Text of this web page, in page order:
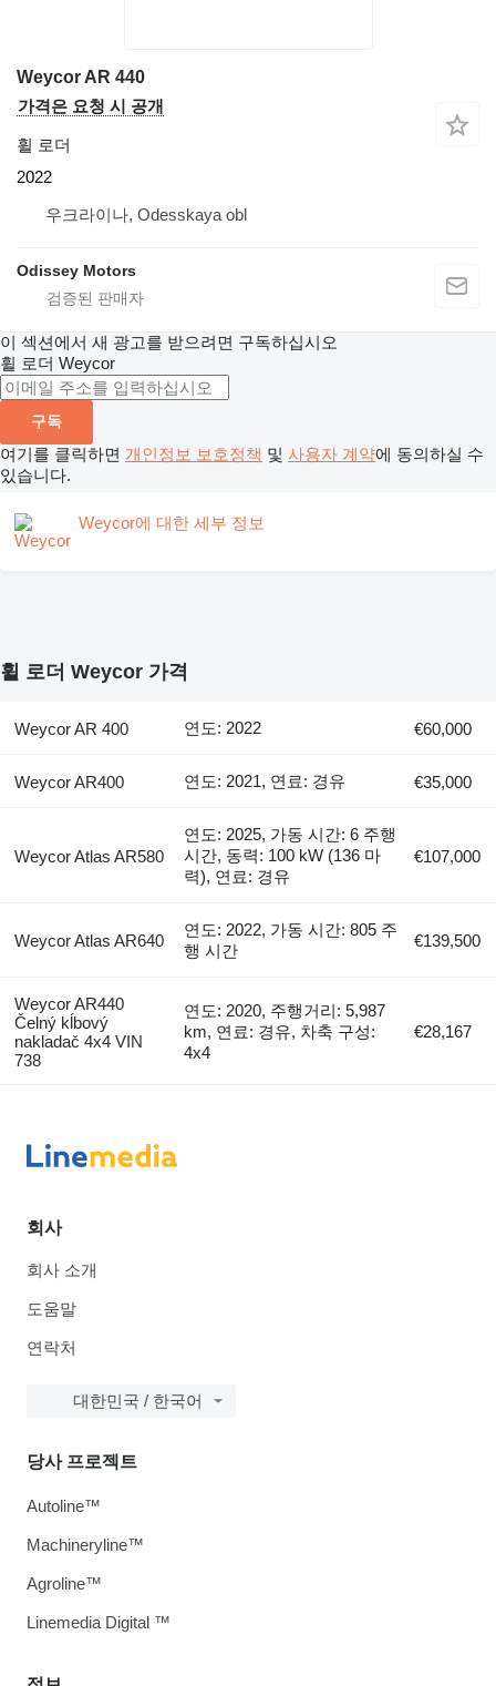
Weycor AR 440
가격은 요청 시 공개
휠 로더
2022
우크라이나, Odesskaya obl
Odissey Motors
이 섹션에서 새 광고를 받으려면 구독하십시오
휠 로더 Weycor
구독
여기를 클릭하면 개인정보 보호정책 및 사용자 계약에 동의하실 수
있습니다.
Weycor에 대한 세부 정보
휠 로더 Weycor 가격
Weycor AR 400 연도: 2022 €60,000
Weycor AR400 연도: 2021, 연료: 경유 €35,000
Weycor Atlas AR580
연도: 2025, 가동 시간: 6 주행
시간, 동력: 100 kW (136 마
력), 연료: 경유
€107,000
Weycor Atlas AR640
연도: 2022, 가동 시간: 805 주
행 시간
€139,500
Weycor AR440
Čelný kĺbový
nakladač 4x4 VIN
738
연도: 2020, 주행거리: 5,987
km, 연료: 경유, 차축 구성:
4x4
€28,167
회사
회사 소개
도움말
연락처
대한민국 / 한국어
당사 프로젝트
Autoline™
Machineryline™
Agroline™
Linemedia Digital ™